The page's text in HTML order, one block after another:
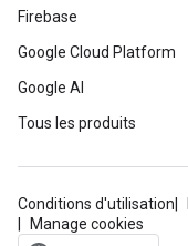
Firebase
Google Cloud Platform
Google AI
Tous les produits
Conditions d'utilisation
Manage cookies